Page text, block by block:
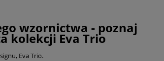
wzornictwa - poznaj
kolekcji Eva Trio
Eva Trio.